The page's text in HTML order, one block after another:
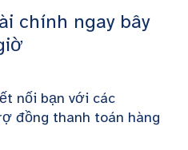
chính ngay bây
nối bạn với các
đồng thanh toán hàng